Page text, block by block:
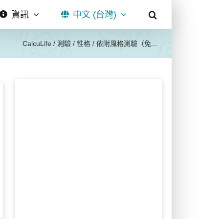
資訊 中文 (台灣)
CalcuLife / 測驗 / 性格 / 依附風格測驗（免...